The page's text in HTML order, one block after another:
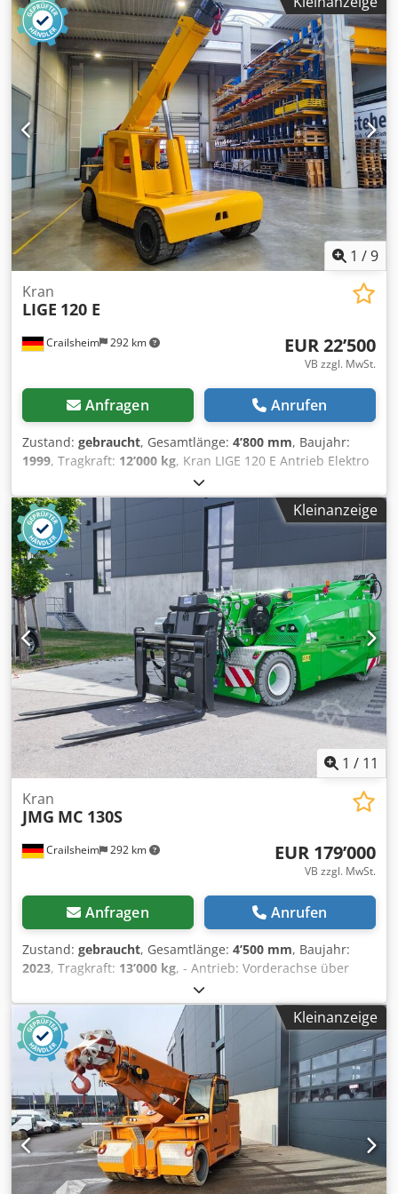
1 /9
Crailsheim 292 km
Kran
LIGE 120 E
EUR 22’500
VB zzgl. MwSt.
Anfragen Anrufen
Zustand: gebraucht, Gesamtlänge: 4’800 mm, Baujahr:
1999, Tragkraft: 12’000 kg, Kran LIGE 120 E Antrieb Elektro
Credpfx Ajyhrd Askcjf Baujahr 1999 Tragkraft (kg) 12.000
Kleinanzeige
1 / 11
Crailsheim 292 km
Kran
JMG MC 130S
EUR 179’000
VB zzgl. MwSt.
Anfragen Anrufen
Zustand: gebraucht, Gesamtlänge: 4’500 mm, Baujahr:
2023, Tragkraft: 13’000 kg, - Antrieb: Vorderachse über
zwei 8,5 kW 80V AC Elektromotoren, Isolationsklasse H. -
Batterie: 80V – 900 Ah mit Lade- und
Batteriefüllstandsanzeige. Arbeitszeit bis zu 8 reinen
Kranstunden. - Bremsen: Automatisches Bremssystem
wirkend auf alle Räder. Cedpfx Akjzluvuscsrf - Rahmen:
Gefertigt aus soliden Formteilen und verschweißten
Qualitätsstahlplatten. - Reifen: Vorne no. 4 superelastisch
300x15” Hinten no. 2 superelastisch 200x15” - Ausleger:
Gefertigt aus soliden Formteilen und verschweißten
Qualitätsstahlplatten, Aufgebaut in 4 vollhydraulischen
Teleskop-Elementen. Auslegerwinkel: +65°/-5°. -
Kleinanzeige